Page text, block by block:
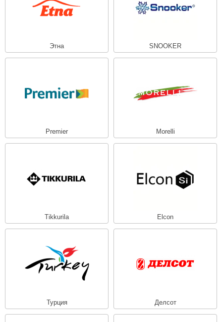
Этна SNOOKER
Premier Morelli
Tikkurila Elcon
Турция Делсот